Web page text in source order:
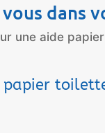
dans
une aide
papier